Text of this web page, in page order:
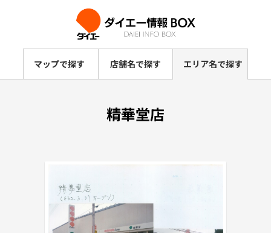
マップで探す 店舗名で探す エリア名で探す
精華堂店